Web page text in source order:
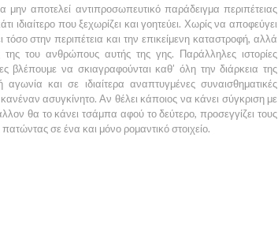
αποτελεί αντιπροσωπευτικό παράδειγμα περιπέτειας
ιδιαίτερο που ξεχωρίζει και γοητεύει. Χωρίς να αποφεύγει
τόσο στην περιπέτεια και την επικείμενη καταστροφή, αλλά
του ανθρώπους αυτής της γης. Παράλληλες ιστορίες
να σκιαγραφούνται καθ’ όλη την διάρκεια της
και σε ιδιαίτερα αναπτυγμένες συναισθηματικές
ασυγκίνητο. Αν θέλει κάποιος να κάνει σύγκριση με
θα το κάνει τσάμπα αφού το δεύτερο, προσεγγίζει τους
σε ένα και μόνο ρομαντικό στοιχείο.